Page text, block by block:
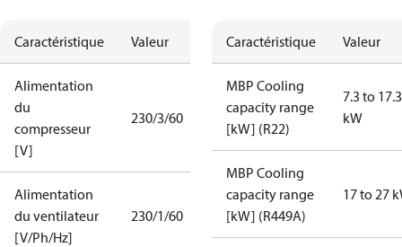
Caractéristique Valeur
Alimentation
du
compresseur
[V]
230/3/60
Alimentation
du ventilateur
[V/Ph/Hz]
230/1/60
Caractéristique Valeur
MBP Cooling
capacity range
[kW] (R22)
7.3 to 17.3
kW
MBP Cooling
capacity range
[kW] (R449A)
17 to 27